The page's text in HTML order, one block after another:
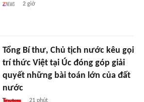
2 giờ
Tổng Bí thư, Chủ tịch nước kêu gọi
trí thức Việt tại Úc đóng góp giải
quyết những bài toán lớn của đất
nước
21 phút